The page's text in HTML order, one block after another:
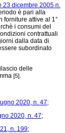
23 dicembre 2005 n.
è pari alla
forniture attive al 1°
i consumi del
contrattuali
dalla data di
subordinato
delle
[5].
2020, n. 47;
2020, n. 47;
n. 199;